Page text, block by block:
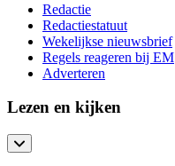
Redactie
Redactiestatuut
Wekelijkse nieuwsbrief
Regels reageren bij EM
Adverteren
Lezen en kijken